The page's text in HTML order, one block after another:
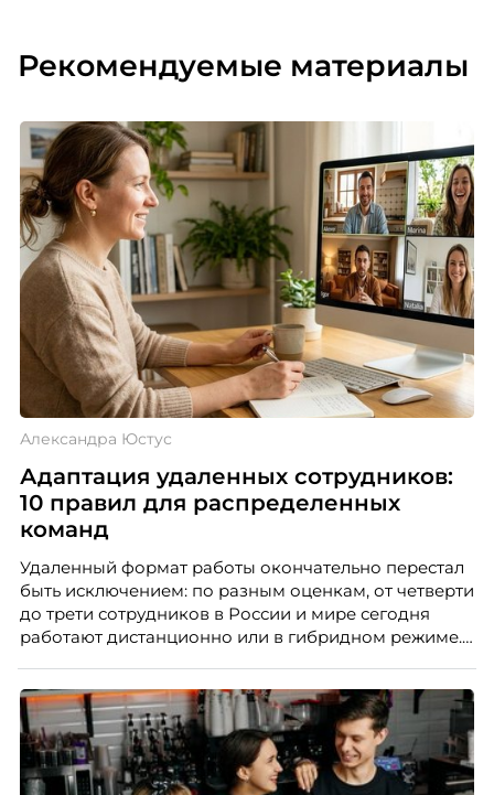
Рекомендуемые материалы
Александра Юстус
Адаптация удаленных сотрудников:
10 правил для распределенных
команд
Удаленный формат работы окончательно перестал
быть исключением: по разным оценкам, от четверти
до трети сотрудников в России и мире сегодня
работают дистанционно или в гибридном режиме.
адаптация во многом происходит сама собой, то на
расстоянии она требует осознанного
проектирования — иначе компания рискует
потерять новичка в первые же месяцы.